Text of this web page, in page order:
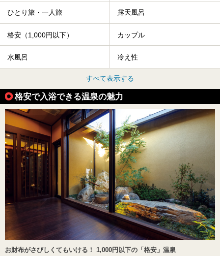
ひとり旅・一人旅 露天風呂
格安（1,000円以下） カップル
水風呂 冷え性
すべて表示する
格安で入浴できる温泉の魅力
お財布がさびしくてもいける！ 1,000円以下の「格安」温泉